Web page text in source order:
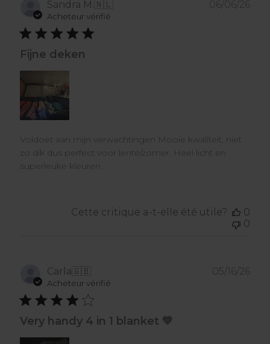
Sandra M.🇳🇱
Acheteur vérifié
Fijne deken
Voldoet aan mijn verwachtingen Mooie kwaliteit, niet
zo dik dus perfect voor lente/zomer. Heel licht en
superleuke kleuren
06/06/26
Cette critique a-t-elle été utile?
0
0
Carla🇬🇧
Acheteur vérifié
Very handy 4 in 1 blanket 💚
05/16/26